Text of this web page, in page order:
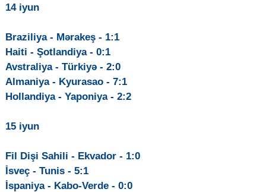
14 iyun
Braziliya - Mərakeş - 1:1
Haiti - Şotlandiya - 0:1
Avstraliya - Türkiyə - 2:0
Almaniya - Kyurasao - 7:1
Hollandiya - Yaponiya - 2:2
15 iyun
Fil Dişi Sahili - Ekvador - 1:0
İsveç - Tunis - 5:1
İspaniya - Kabo-Verde - 0:0